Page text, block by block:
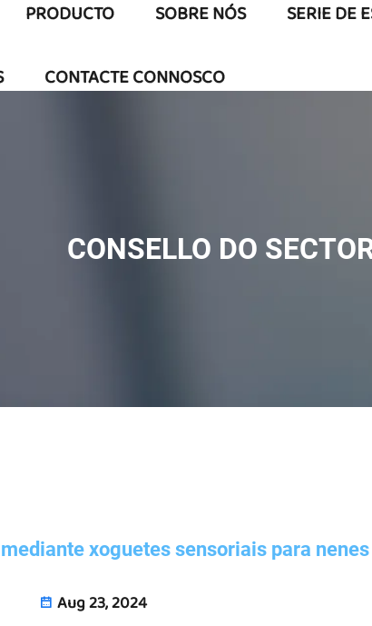
PRODUCTO SOBRE NÓS SERIE DE
CONTACTE CONNOSCO
CONSELLO DO
xoguetes sensoriais para
Aug 23, 2024